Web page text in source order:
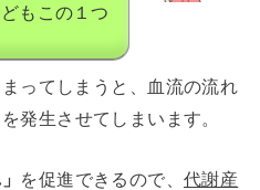
もこの１つ
ってしまうと、血流の流れ
を発生させてしまいます。
を促進できるので、 代謝産